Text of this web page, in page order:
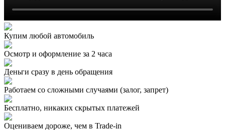
Купим любой автомобиль
Осмотр и оформление за 2 часа
Деньги сразу в день обращения
Работаем со сложными случаями (залог, запрет)
Бесплатно, никаких скрытых платежей
Оцениваем дороже, чем в Trade‑in